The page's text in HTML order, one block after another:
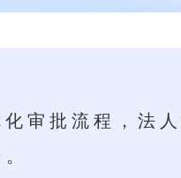
审批流程，法